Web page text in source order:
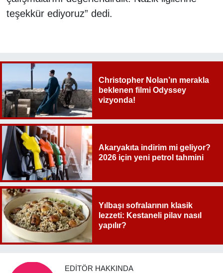
teşekkür ediyoruz” dedi.
Christopher Nolan’ın merakla
beklenen filmi Odyssey
vizyonda!
Akaryakıta indirim mi geliyor?
2026 için yeni petrol tahmini
Yılbaşı sofralarının klasik
lezzeti: Kestaneli pilav nasıl
yapılır?
EDITÖR HAKKINDA